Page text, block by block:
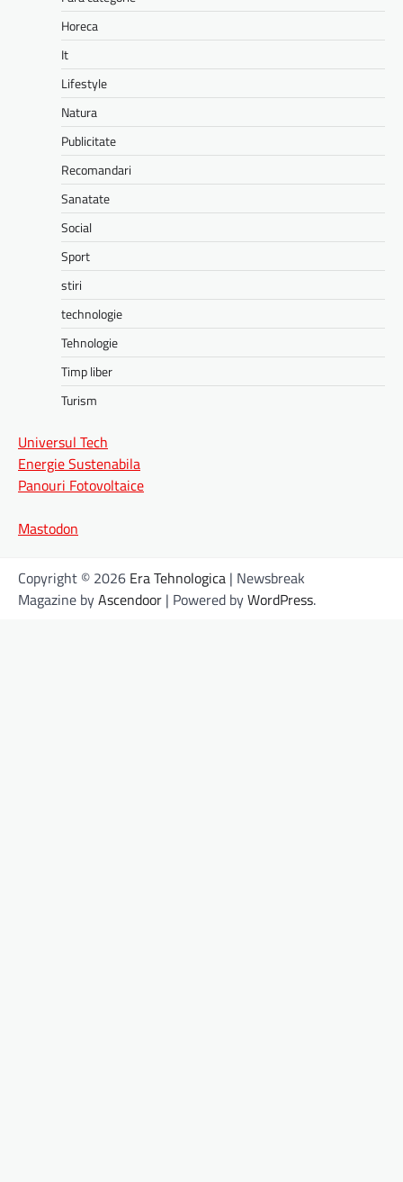
Horeca
It
Lifestyle
Natura
Publicitate
Recomandari
Sanatate
Social
Sport
stiri
technologie
Tehnologie
Timp liber
Turism
Universul Tech
Energie Sustenabila
Panouri Fotovoltaice
Mastodon
Copyright © 2026 Era Tehnologica | Newsbreak
Magazine byAscendoor | Powered byWordPress.